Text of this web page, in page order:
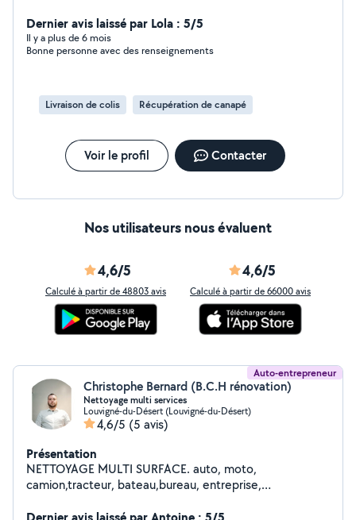
Dernier avis laissé par Lola : 5/5
Il y a plus de 6 mois
Bonne personne avec des renseignements
Livraison de colis Récupération de canapé
Voir le profil Contacter
Nos utilisateurs nous évaluent
4,6/5
Calculé à partir de 48803 avis
4,6/5
Calculé à partir de 66000 avis
Auto-entrepreneur
Christophe Bernard (B.C.H rénovation)
Nettoyage multi services
Louvigné-du-Désert (Louvigné-du-Désert)
4,6/5 (5 avis)
Présentation
NETTOYAGE MULTI SURFACE. auto, moto,
camion,tracteur, bateau,bureau, entreprise,
Béton, mur pierre , façade crêpi , façade enduit, façade